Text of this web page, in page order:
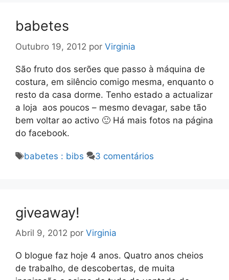
babetes
Outubro 19, 2012 por Virginia
São fruto dos serões que passo à máquina de
costura, em silêncio comigo mesma, enquanto o
resto da casa dorme. Tenho estado a actualizar
a loja aos poucos – mesmo devagar, sabe tão
bem voltar ao activo 🙂 Há mais fotos na página
do facebook.
Etiquetas
babetes : bibs 3 comentários
giveaway!
Abril 9, 2012 por Virginia
O blogue faz hoje 4 anos. Quatro anos cheios
de trabalho, de descobertas, de muita